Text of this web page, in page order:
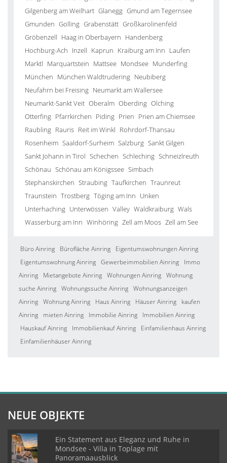
Gilgenberg am Weilhart Glanegg Gmund am Tegernsee
Gmunden Golling Grabenstätt Großkarolinenfeld
Gröbenzell Haag in Oberbayern Handenberg
Hochburg-Ach Inzell Kaprun Kraiburg am Inn Laufen
Marktl Marquartstein Mattsee Mondsee Munderfing
München München Waldtrudering Neubiberg
Neufahrn bei Freising Neumarkt am Wallersee
Neumarkt-Sankt Veit Oberalm Oberding Olching
Otterfing Pfarrkirchen Piding Prien Prien am Chiemsee
Raubling Rauris Reit im Winkl Rohrdorf-Thansau
Rosenheim Saaldorf-Surheim Salzburg Sankt Gilgen
Sankt Johann in Tirol Schechen Schleching Schneizlreuth
Schönau Schönau am Königssee Simbach
Stephanskirchen Straubing Taufkirchen Traunreut
Traunstein Trostberg Töging am Inn Unken
Unterhaching Unterwössen Valley Waldkraiburg Wals
Wasserburg am Inn Winhöring Zell am Moos Zell am See
Büro Ainring Bürofläche Ainring
Eigentumswohnungen Ainring
Eigentumswohnung Ainring Gewerbeimmobilien Ainring
Immo
Ainring
Mietangebote Ainring Wohnungen Ainring Wohnung
suche Ainring Wohnungssuche Ainring Wohnungsanzeigen
Ainring Wohnung Ainring Haus Ainring Häuser Ainring
kaufen
Ainring
mieten Ainring Immobilie Ainring
Immobilien Ainring
Hauskauf Ainring
Immobilienkauf Ainring
Einfamilienhaus Ainring
Einfamilienhäuser Ainring
NEUE OBJEKTE
Ein Statement aus Eleganz und Ruhe in
Mondsee - Villa in Toplage mit
Panoramaausblick